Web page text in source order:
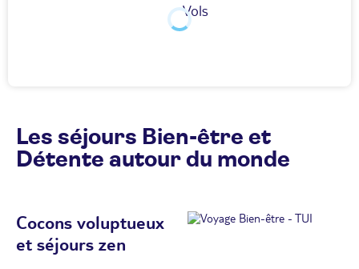
Vols
Les séjours Bien-être et
Détente autour du monde
Cocons voluptueux
et séjours zen